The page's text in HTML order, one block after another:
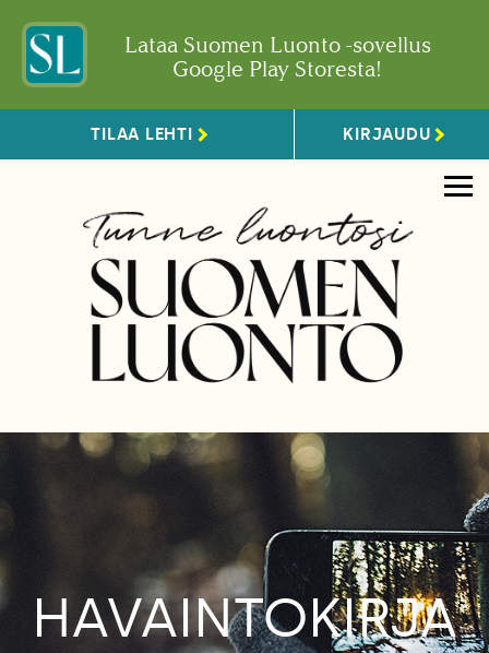
Lataa Suomen Luonto -sovellus
Google Play Storesta!
TILAA LEHTI KIRJAUDU
HAVAINTOKIRJA